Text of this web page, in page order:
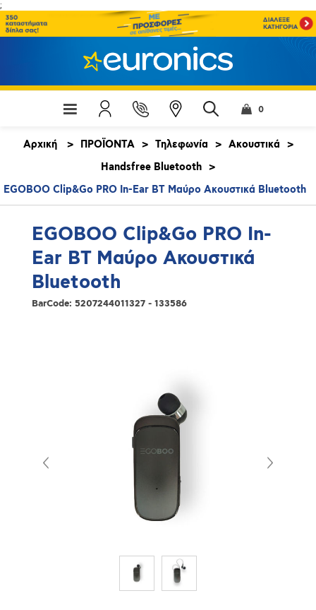
;
0
Αρχική > ΠΡΟΪΟΝΤΑ > Τηλεφωνία > Ακουστικά
>
Handsfree Bluetooth >
EGOBOO Clip&Go PRO In-Ear BT Μαύρο Ακουστικά Bluetooth
EGOBOO Clip&Go PRO In-
Ear BT Μαύρο Ακουστικά
Bluetooth
BarCode: 5207244011327 - 133586